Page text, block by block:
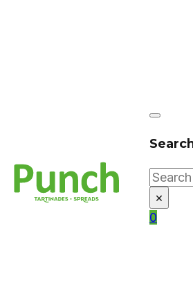
Search
×
0